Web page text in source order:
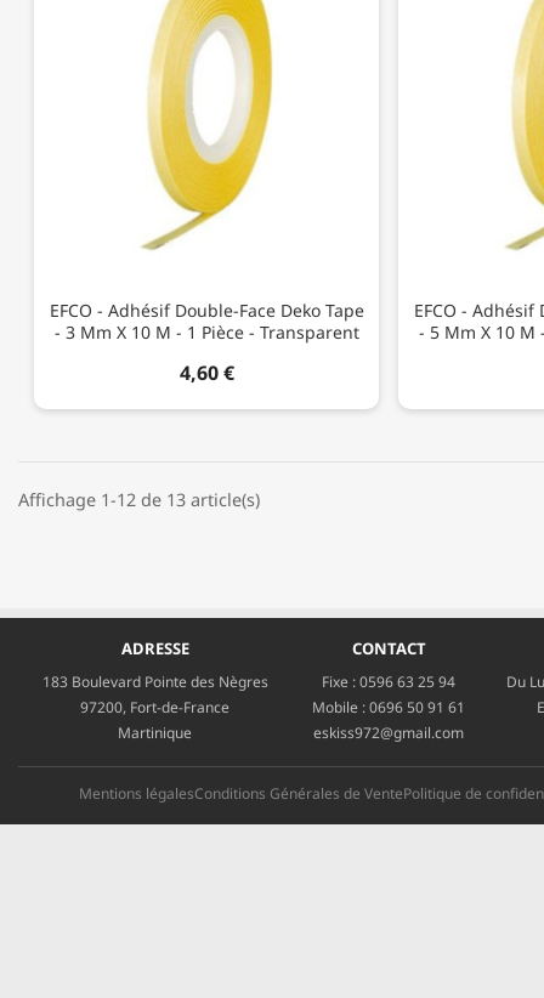
EFCO - Adhésif Double-Face Deko Tape
- 3 Mm X 10 M - 1 Pièce - Transparent
4,60 €
EFCO - Adhésif
- 5 Mm X 10 M
Affichage 1-12 de 13 article(s)
ADRESSE
183 Boulevard Pointe des Nègres
97200, Fort-de-France
Martinique
CONTACT
Fixe :0596 63 25 94
Mobile :0696 50 91 61
eskiss972@gmail.com
Du
Mentions légalesConditions Générales de VentePolitique de